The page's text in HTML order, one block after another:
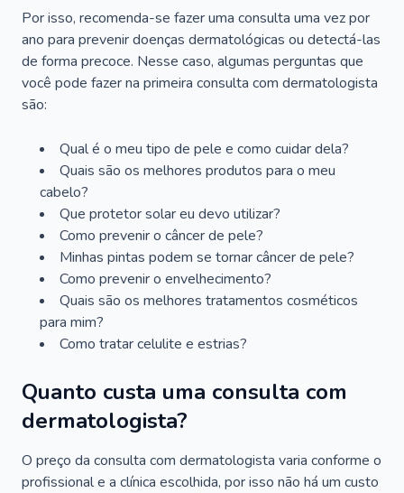
Por isso, recomenda-se fazer uma consulta uma vez por
ano para prevenir doenças dermatológicas ou detectá-las
de forma precoce. Nesse caso, algumas perguntas que
você pode fazer na primeira consulta com dermatologista
são:
Qual é o meu tipo de pele e como cuidar dela?
Quais são os melhores produtos para o meu
cabelo?
Que protetor solar eu devo utilizar?
Como prevenir o câncer de pele?
Minhas pintas podem se tornar câncer de pele?
Como prevenir o envelhecimento?
Quais são os melhores tratamentos cosméticos
para mim?
Como tratar celulite e estrias?
Quanto custa uma consulta com
dermatologista?
O preço da consulta com dermatologista varia conforme o
profissional e a clínica escolhida, por isso não há um custo